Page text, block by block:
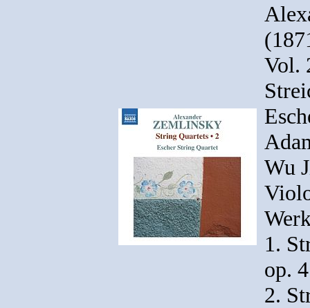
Vol.
Wu
1.
op. 4
2.